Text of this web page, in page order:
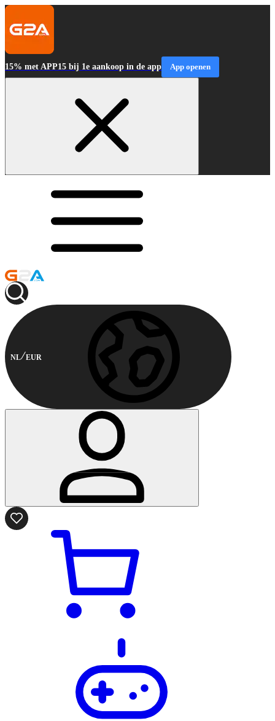
15% met APP15 bij 1e aankoop in de app App openen
NL EUR